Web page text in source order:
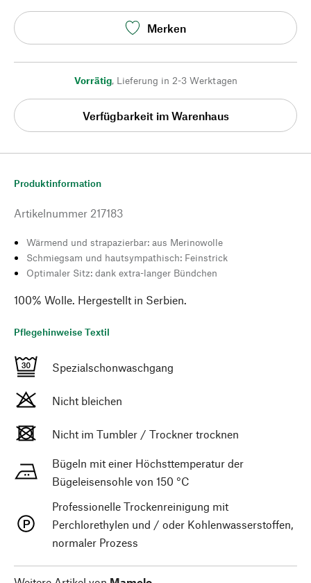
Merken
Vorrätig, Lieferung in 2-3 Werktagen
Verfügbarkeit im Warenhaus
Produktinformation
Artikelnummer 217183
Wärmend und strapazierbar: aus Merinowolle
Schmiegsam und hautsympathisch: Feinstrick
Optimaler Sitz: dank extra-langer Bündchen
100% Wolle. Hergestellt in Serbien.
Pflegehinweise Textil
Spezialschonwaschgang
Nicht bleichen
Nicht im Tumbler / Trockner trocknen
Bügeln mit einer Höchsttemperatur der
Bügeleisensohle von 150 °C
Professionelle Trockenreinigung mit
Perchlorethylen und / oder Kohlenwasserstoffen,
normaler Prozess